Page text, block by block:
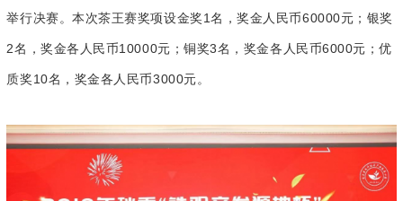
举行决赛。本次茶王赛奖项设金奖1名，奖金人民币60000元；银奖
2名，奖金各人民币10000元；铜奖3名，奖金各人民币6000元；优
质奖10名，奖金各人民币3000元。